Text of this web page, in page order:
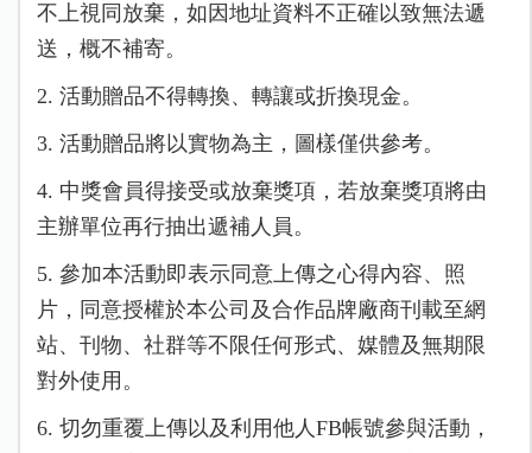
不上視同放棄，如因地址資料不正確以致無法遞
送，概不補寄。
2. 活動贈品不得轉換、轉讓或折換現金。
3. 活動贈品將以實物為主，圖樣僅供參考。
4. 中獎會員得接受或放棄獎項，若放棄獎項將由
主辦單位再行抽出遞補人員。
5. 參加本活動即表示同意上傳之心得內容、照
片，同意授權於本公司及合作品牌廠商刊載至網
站、刊物、社群等不限任何形式、媒體及無期限
對外使用。
6. 切勿重覆上傳以及利用他人FB帳號參與活動，